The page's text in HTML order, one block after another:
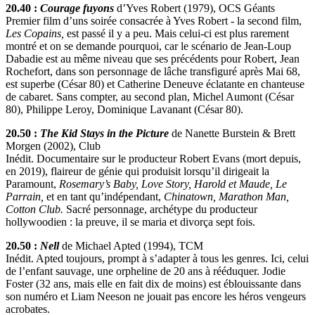
20.40 : Courage fuyons d’Yves Robert (1979), OCS Géants
Premier film d’uns soirée consacrée à Yves Robert - la second film,
Les Copains, est passé il y a peu. Mais celui-ci est plus rarement
montré et on se demande pourquoi, car le scénario de Jean-Loup
Dabadie est au même niveau que ses précédents pour Robert, Jean
Rochefort, dans son personnage de lâche transfiguré après Mai 68,
est superbe (César 80) et Catherine Deneuve éclatante en chanteuse
de cabaret. Sans compter, au second plan, Michel Aumont (César
80), Philippe Leroy, Dominique Lavanant (César 80).
20.50 : The Kid Stays in the Picture de Nanette Burstein & Brett
Morgen (2002), Club
Inédit. Documentaire sur le producteur Robert Evans (mort depuis,
en 2019), flaireur de génie qui produisit lorsqu’il dirigeait la
Paramount, Rosemary’s Baby, Love Story, Harold et Maude, Le
Parrain, et en tant qu’indépendant, Chinatown, Marathon Man,
Cotton Club. Sacré personnage, archétype du producteur
hollywoodien : la preuve, il se maria et divorça sept fois.
20.50 : Nell de Michael Apted (1994), TCM
Inédit. Apted toujours, prompt à s’adapter à tous les genres. Ici, celui
de l’enfant sauvage, une orpheline de 20 ans à rééduquer. Jodie
Foster (32 ans, mais elle en fait dix de moins) est éblouissante dans
son numéro et Liam Neeson ne jouait pas encore les héros vengeurs
acrobates.